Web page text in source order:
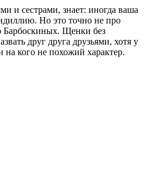
и сестрами, знает: иногда ваша
Но это точно не про
Барбоскиных. Щенки без
друг друга друзьями, хотя у
на кого не похожий характер.